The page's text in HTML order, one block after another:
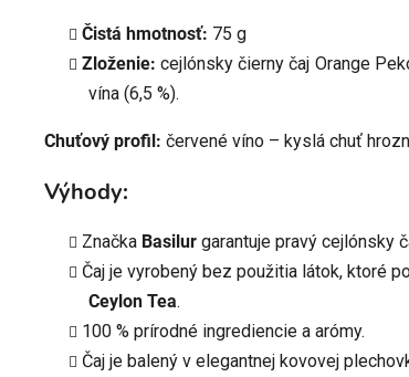
Čistá hmotnosť: 75 g
Zloženie: cejlónsky čierny čaj Orange
vína (6,5 %).
Chuťový profil: červené víno – kyslá chuť
Výhody:
Značka Basilur garantuje pravý cejlónsky
Čaj je vyrobený bez použitia látok, ktoré
Ceylon Tea.
100 % prírodné ingrediencie a arómy.
Čaj je balený v elegantnej kovovej